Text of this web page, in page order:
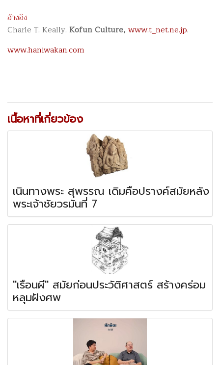
อ้างอิง
Charle T. Keally. Kofun Culture, www.t_net.ne.jp.
www.haniwakan.com
เนื้อหาที่เกี่ยวข้อง
เนินทางพระ สุพรรณ เดิมคือปรางค์สมัยหลัง
พระเจ้าชัยวรมันที่ 7
"เรือนผี" สมัยก่อนประวัติศาสตร์ สร้างคร่อม
หลุมฝังศพ